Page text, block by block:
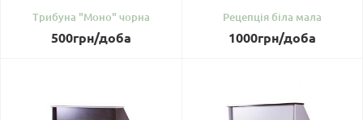
Трибуна "Моно" чорна
500грн/доба
Рецепція біла мала
1000грн/доба